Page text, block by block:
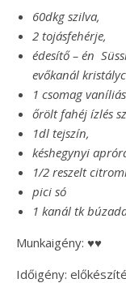
60dkg szilva,
2 tojásfehérje,
édesítő – én
evőkanál
1 csomag
őrölt fahéj ízlés
1dl tejszín,
késhegynyi
1/2 reszelt
pici só
1 kanál tk
Munkaigény: ♥♥
Időigény: